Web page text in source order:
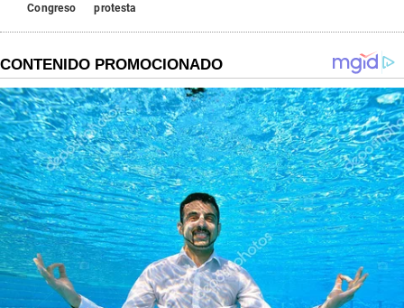
Congreso protesta